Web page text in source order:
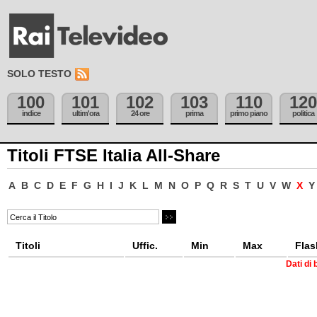
SOLO TESTO
100
indice
101
ultim'ora
102
24 ore
103
prima
110
primo piano
120
politica
Titoli FTSE Italia All-Share
A B C D E F G H I J K L M N O P Q R S T U V W X Y
Titoli Uffic. Min Max
Dati di